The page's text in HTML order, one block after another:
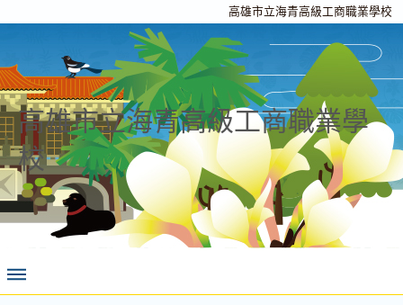
高雄市立海青高級工商職業學校
高雄市立海青高級工商職業學
校